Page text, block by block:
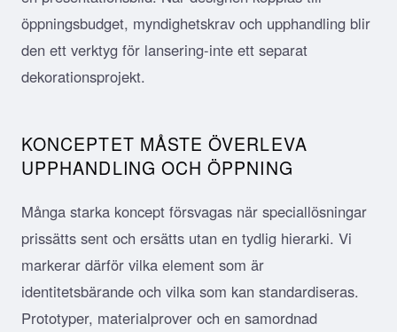
öppningsbudget, myndighetskrav och upphandling blir
den ett verktyg för lansering-inte ett separat
dekorationsprojekt.
KONCEPTET MÅSTE ÖVERLEVA
UPPHANDLING OCH ÖPPNING
Många starka koncept försvagas när speciallösningar
prissätts sent och ersätts utan en tydlig hierarki. Vi
markerar därför vilka element som är
identitetsbärande och vilka som kan standardiseras.
Prototyper, materialprover och en samordnad